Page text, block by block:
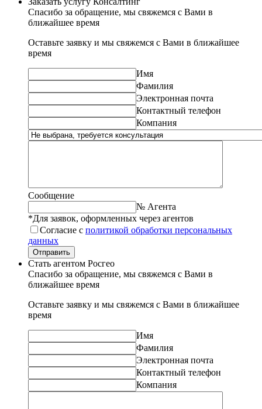
Спасибо за обращение, мы свяжемся с Вами в
ближайшее время
Оставьте заявку и мы свяжемся с Вами в ближайшее
время
Имя
Фамилия
Электронная почта
Контактный телефон
Компания
Сообщение
№ Агента
*Для заявок, оформленных через агентов
Согласие с политикой обработки персональных
данных
Отправить
Стать агентом Росгео
Спасибо за обращение, мы свяжемся с Вами в
ближайшее время
Оставьте заявку и мы свяжемся с Вами в ближайшее
время
Имя
Фамилия
Электронная почта
Контактный телефон
Компания